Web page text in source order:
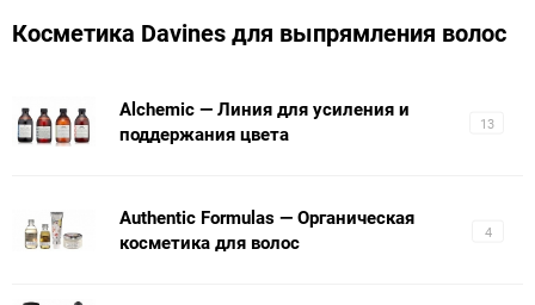
Косметика Davines для выпрямления волос
13
Alchemic — Линия для усиления и
поддержания цвета
4
Authentic Formulas — Органическая
косметика для волос